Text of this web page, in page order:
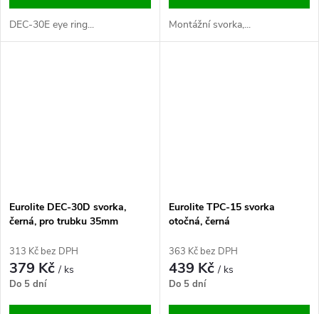
DEC-30E eye ring... Montážní svorka,...
Eurolite DEC-30D svorka,
černá, pro trubku 35mm
313 Kč bez DPH
379 Kč/ ks
Do 5 dní
Eurolite TPC-15 svorka
otočná, černá
363 Kč bez DPH
439 Kč/ ks
Do 5 dní